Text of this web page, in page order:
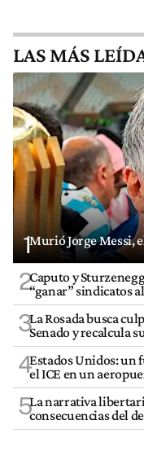
LAS MÁS
1Murió Jorge Messi,
2Caputo y
“ganar” sindicatos
3La Rosada busca
Senado y recalcula
4Estados Unidos:
el ICE en un
5La narrativa
consecuencias del